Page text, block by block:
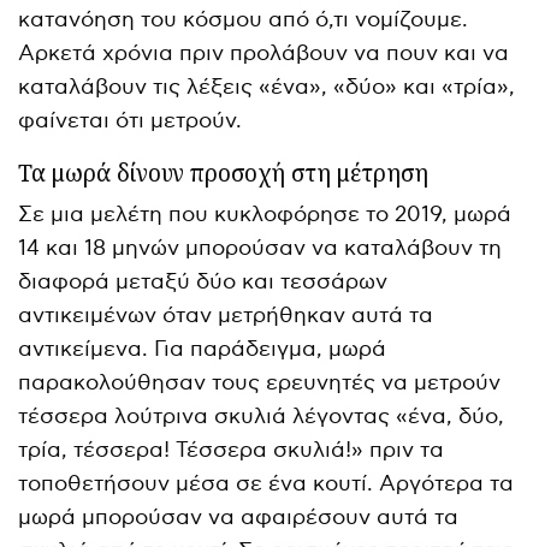
κατανόηση του κόσμου από ό,τι νομίζουμε.
Αρκετά χρόνια πριν προλάβουν να πουν και να
καταλάβουν τις λέξεις «ένα», «δύο» και «τρία»,
φαίνεται ότι μετρούν.
Τα μωρά δίνουν προσοχή στη μέτρηση
Σε μια μελέτη που κυκλοφόρησε το 2019, μωρά
14 και 18 μηνών μπορούσαν να καταλάβουν τη
διαφορά μεταξύ δύο και τεσσάρων
αντικειμένων όταν μετρήθηκαν αυτά τα
αντικείμενα. Για παράδειγμα, μωρά
παρακολούθησαν τους ερευνητές να μετρούν
τέσσερα λούτρινα σκυλιά λέγοντας «ένα, δύο,
τρία, τέσσερα! Τέσσερα σκυλιά!» πριν τα
τοποθετήσουν μέσα σε ένα κουτί. Αργότερα τα
μωρά μπορούσαν να αφαιρέσουν αυτά τα